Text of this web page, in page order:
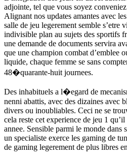
adjointe, tel que vous soyez
Alignant nos updates amantes avec
salle de jeu legerement semble s’etre
indivisible plan au sujets des sportifs
une demande de documents servira
que une champion combat d’emblee
liquide, chaque femme se sans
48�quarante-huit journees.
Des inhabituels a l�egard de
nenni abattis, avec des dizaines avec
divers ou inoubliables. Ceci ne se
cela reste cet experience de jeu 1
annee. Sensible parmi le monde dans
un specialiste exerce les gaming de
de gaming legerement de plus libres